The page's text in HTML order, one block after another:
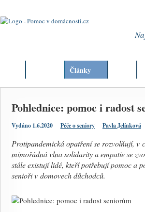
Články
Pohlednice: pomoc i radost
Vydáno 1.6.2020 Péče o seniory Pavla Jelínková
Protipandemická opatření se rozvolňují, v
mimořádná vlna solidarity a empatie se
stále existují lidé, kteří potřebují pomoc a
senioři v domovech důchodců.